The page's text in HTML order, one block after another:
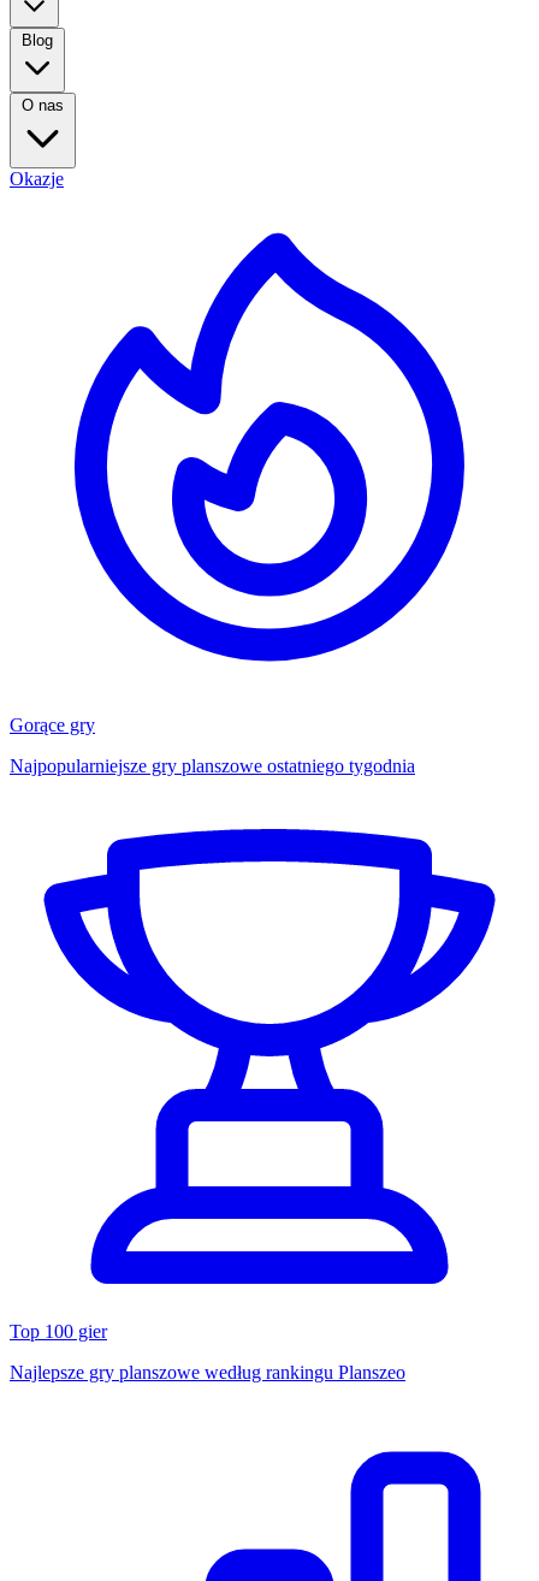
Blog
O nas
Okazje
Gorące gry
Najpopularniejsze gry planszowe ostatniego tygodnia
Top 100 gier
Najlepsze gry planszowe według rankingu Planszeo